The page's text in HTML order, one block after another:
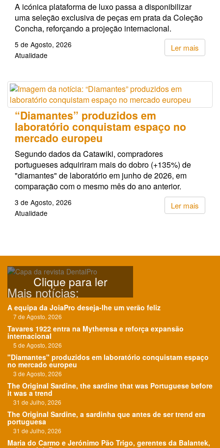
A icónica plataforma de luxo passa a disponibilizar
uma seleção exclusiva de peças em prata da Coleção
Concha, reforçando a projeção internacional.
Ler mais
5 de Agosto, 2026
Atualidade
“Diamantes” produzidos em
laboratório conquistam espaço no
mercado europeu
Segundo dados da Catawiki, compradores
portugueses adquiriram mais do dobro (+135%) de
"diamantes" de laboratório em junho de 2026, em
comparação com o mesmo mês do ano anterior.
Ler mais
3 de Agosto, 2026
Atualidade
Clique para ler
Mais notícias:
A equipa da JoiaPro deseja-lhe um verão feliz
7 de Agosto, 2026
Tavares 1922 entra na Mytheresa e reforça expansão
internacional
5 de Agosto, 2026
"Diamantes" produzidos em laboratório conquistam espaço
no mercado europeu
3 de Agosto, 2026
The Original Sardine, the sardine that was Portuguese before
it was a trend
31 de Julho, 2026
The Original Sardine, a sardinha que antes de ser trend era
portuguesa
31 de Julho, 2026
Maria do Carmo e Jerónimo Pão Trigo, gerentes da Balantek,